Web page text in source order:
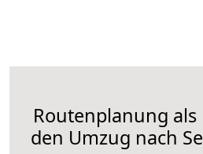
Routenplanung
den Umzug nach